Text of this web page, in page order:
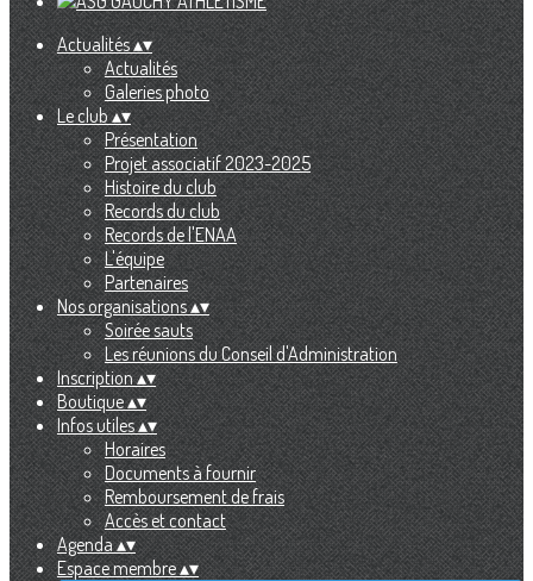
Actualités▴▾
Actualités
Galeries photo
Le club▴▾
Présentation
Projet associatif 2023-2025
Histoire du club
Records du club
Records de l'ENAA
L'équipe
Partenaires
Nos organisations▴▾
Soirée sauts
Les réunions du Conseil d'Administration
Inscription▴▾
Boutique▴▾
Infos utiles▴▾
Horaires
Documents à fournir
Remboursement de frais
Accès et contact
Agenda▴▾
Espace membre▴▾